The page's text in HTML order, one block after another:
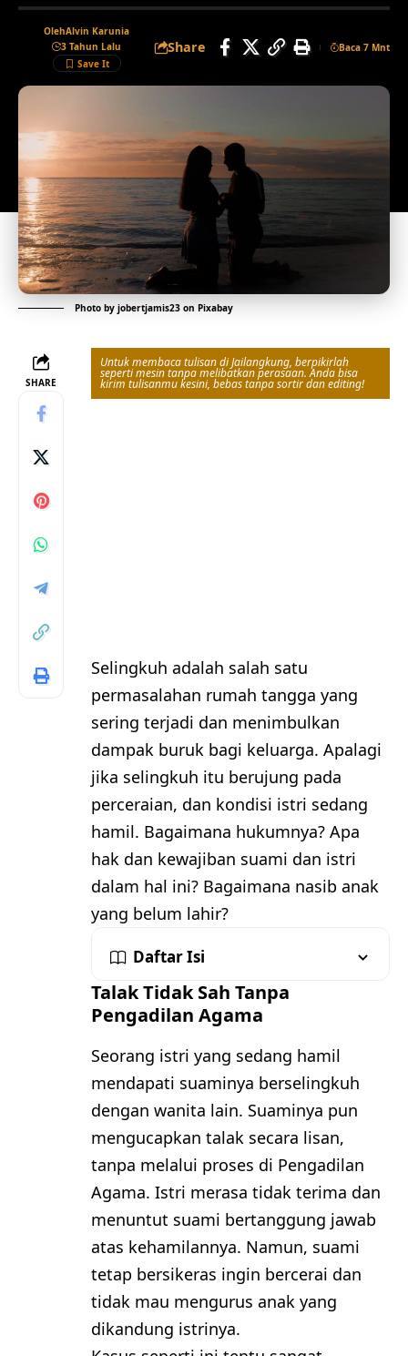
OlehAlvin Karunia
3 Tahun Lalu
Share Baca 7 Mnt
Photo by jobertjamis23 on Pixabay
SHARE
Untuk membaca tulisan di Jailangkung, berpikirlah
seperti mesin tanpa melibatkan perasaan. Anda bisa
kirim tulisanmu kesini, bebas tanpa sortir dan editing!
Selingkuh adalah salah satu
permasalahan rumah tangga yang
sering terjadi dan menimbulkan
dampak buruk bagi keluarga. Apalagi
jika selingkuh itu berujung pada
perceraian, dan kondisi istri sedang
hamil. Bagaimana hukumnya? Apa
hak dan kewajiban suami dan istri
dalam hal ini? Bagaimana nasib anak
yang belum lahir?
Daftar Isi
Talak Tidak Sah Tanpa
Pengadilan Agama
Seorang istri yang sedang hamil
mendapati suaminya berselingkuh
dengan wanita lain. Suaminya pun
mengucapkan talak secara lisan,
tanpa melalui proses di Pengadilan
Agama. Istri merasa tidak terima dan
menuntut suami bertanggung jawab
atas kehamilannya. Namun, suami
tetap bersikeras ingin bercerai dan
tidak mau mengurus anak yang
dikandung istrinya.